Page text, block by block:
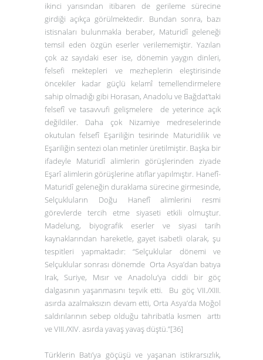
ikinci yarısından itibaren de gerileme sürecine
girdiği açıkça görülmektedir. Bundan sonra, bazı
istisnaları bulunmakla beraber, Maturidî geleneği
temsil eden özgün eserler verilememiştir. Yazılan
çok az sayıdaki eser ise, dönemin yaygın dinleri,
felsefi mektepleri ve mezheplerin eleştirisinde
öncekiler kadar güçlü kelamî temellendirmelere
sahip olmadığı gibi Horasan, Anadolu ve Bağdat’taki
felsefî ve tasavvufi gelişmelere de yeterince açık
değildiler. Daha çok Nizamiye medreselerinde
okutulan felsefî Eşariliğin tesirinde Maturidilik ve
Eşariliğin sentezi olan metinler üretilmiştir. Başka bir
ifadeyle Maturidî alimlerin görüşlerinden ziyade
Eşarî alimlerin görüşlerine atıflar yapılmıştır. Hanefî-
Maturidî geleneğin duraklama sürecine girmesinde,
Selçukluların Doğu Hanefî alimlerini resmi
görevlerde tercih etme siyaseti etkili olmuştur.
Madelung, biyografik eserler ve siyasi tarih
kaynaklarından hareketle, gayet isabetli olarak, şu
tespitleri yapmaktadır: “Selçuklular dönemi ve
Selçuklular sonrası dönemde Orta Asya’dan batıya
Irak, Suriye, Mısır ve Anadolu’ya ciddi bir göç
dalgasının yaşanmasını teşvik etti. Bu göç VII./XIII.
asırda azalmaksızın devam etti, Orta Asya’da Moğol
saldırılarının sebep olduğu tahribatla kısmen arttı
ve VIII./XIV. asırda yavaş yavaş düştü.”[36]
Türklerin Batı’ya göçüşü ve yaşanan istikrarsızlık,